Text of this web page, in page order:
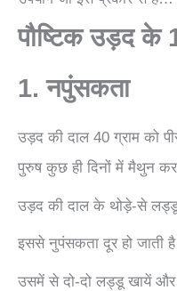
पौष्टिक उड़द के
1. नपुंसकता
उड़द की दाल 40 ग्राम को
पुरुष कुछ ही दिनों में मैथुन
उड़द की दाल के थोड़े-से
इससे नुपंसकता दूर हो जाती
उसमें से दो-दो लड्डू खायें